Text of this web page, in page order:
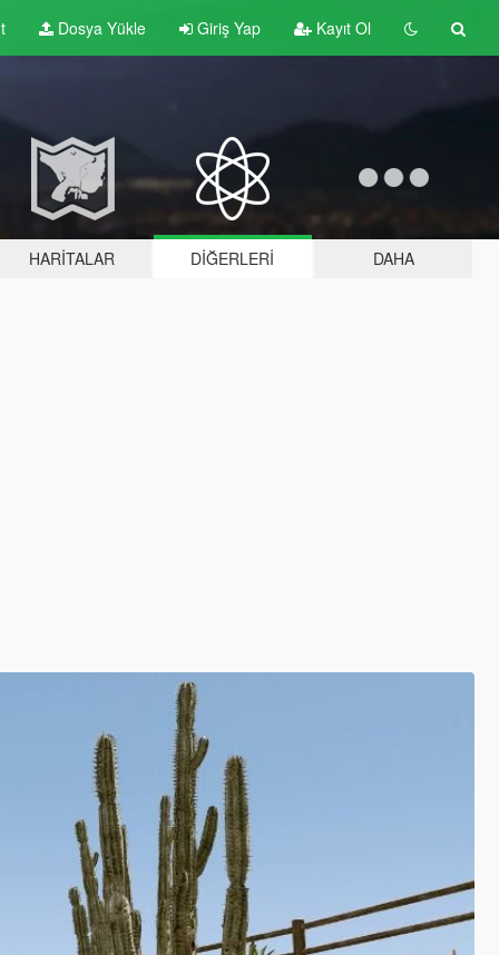
Dosya Yükle Giriş Yap Kayıt Ol
HARITALAR DIĞERLERI DAHA